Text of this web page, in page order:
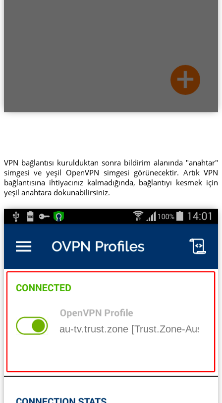
VPN bağlantısı kurulduktan sonra bildirim alanında "anahtar"
simgesi ve yeşil OpenVPN simgesi görünecektir. Artık VPN
bağlantısına ihtiyacınız kalmadığında, bağlantıyı kesmek için
yeşil anahtara dokunabilirsiniz.
au-tv.trust.zone [Trust.Zone-